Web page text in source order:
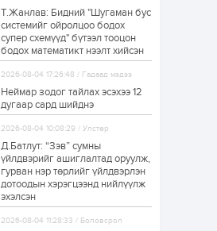
ЗГ: Автобензин,
дизель түлшний
онцгой албан
татварыг тэглэлээ
1 өдөр 2
З.Мэндсайхан:
Хүнсний нөөцийг
бэлтгэх агуулах,
зоорь бэлтгэх ААН-
үүдэд хөнгөлөлттэй
зээл олгоно
1 өдөр 1 0
Европ дахь
соёлын наадам
боллоо
Т.Жанлав: Бидний "Шугаман бус
системийг ойролцоо бодох
супер схемүүд" бүтээл тооцон
бодох математикт нээлт хийсэн
2026-08-04 17:26:48 / Гадаад мэдээ
Неймар зодог тайлах эсэхээ 12
дугаар сард шийднэ
2026-08-04 10:08:29 / Улстөр
Д.Батлут: “Зэв” сумны
үйлдвэрийг ашиглалтад оруулж,
гурван нэр төрлийг үйлдвэрлэн
дотоодын хэрэгцээнд нийлүүлж
эхэлсэн
2026-08-04 11:28:33 / Боловсрол